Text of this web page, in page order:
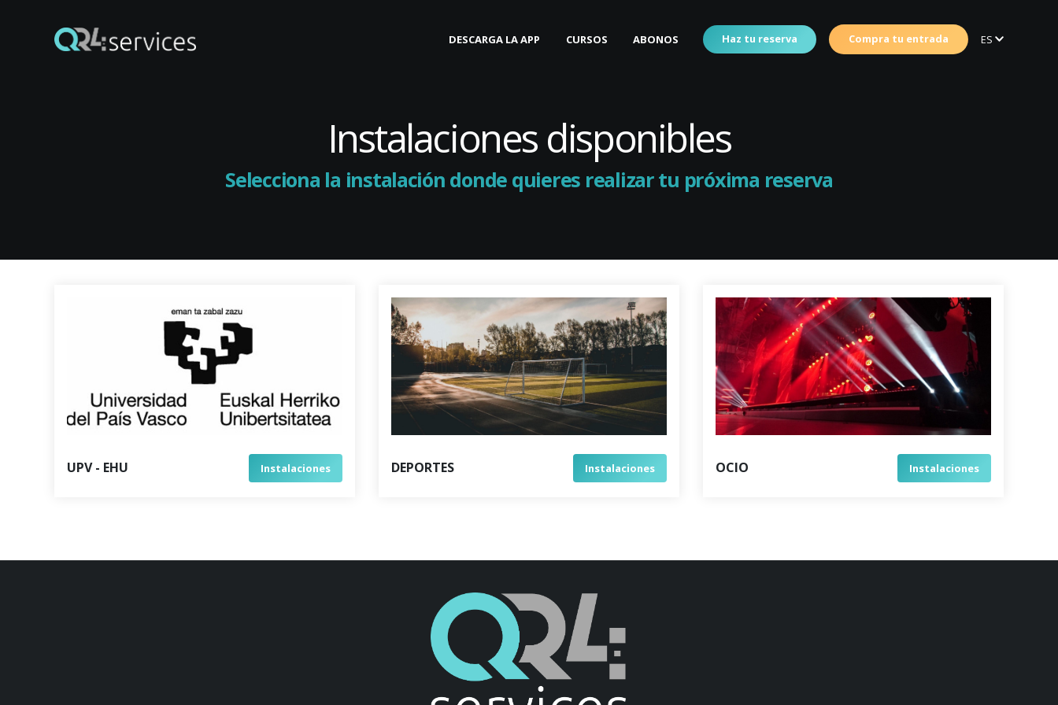
DESCARGA LA APP CURSOS ABONOS Haz tu reserva Compra tu entrada ES
Instalaciones disponibles
Selecciona la instalación donde quieres realizar tu próxima reserva
UPV - EHU Instalaciones DEPORTES Instalaciones OCIO Instalaciones